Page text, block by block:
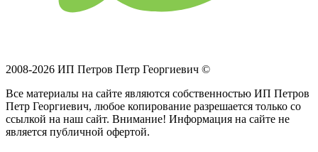
2008-2026 ИП Петров Петр Георгиевич ©
Все материалы на сайте являются собственностью ИП Петров
Петр Георгиевич, любое копирование разрешается только со
ссылкой на наш сайт. Внимание! Информация на сайте не
является публичной офертой.